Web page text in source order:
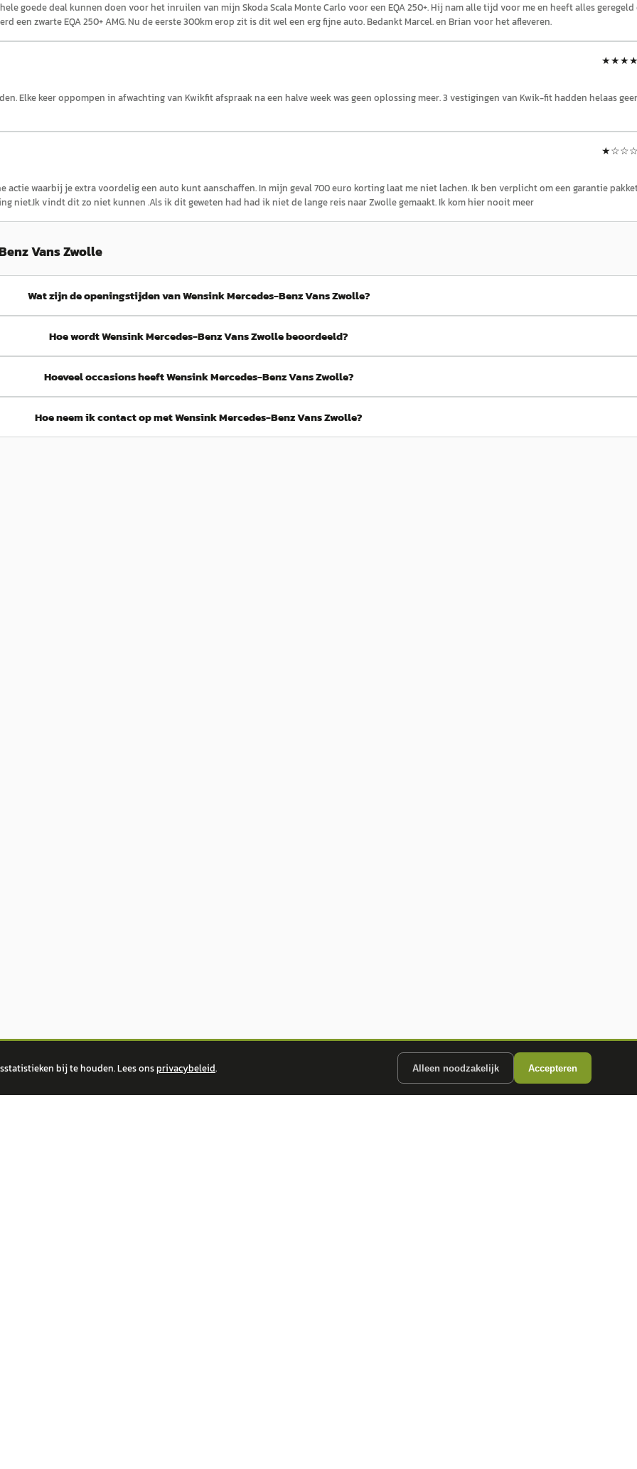
goede deal kunnen doen voor het inruilen van mijn Skoda Scala Monte Carlo voor een EQA 250+. Hij nam alle tijd voor me en heeft alles geregeld
zwarte EQA 250+ AMG. Nu de eerste 300km erop zit is dit wel een erg fijne auto. Bedankt Marcel. en Brian voor het afleveren.
Elke keer oppompen in afwachting van Kwikfit afspraak na een halve week was geen oplossing meer. 3 vestigingen van Kwik-fit hadden helaas
★
actie waarbij je extra voordelig een auto kunt aanschaffen. In mijn geval 700 euro korting laat me niet lachen. Ik ben verplicht om een garantie
niet.Ik vindt dit zo niet kunnen .Als ik dit geweten had had ik niet de lange reis naar Zwolle gemaakt. Ik kom hier nooit meer
Vans Zwolle
Wat zijn de openingstijden van Wensink Mercedes-Benz Vans Zwolle?
Hoe wordt Wensink Mercedes-Benz Vans Zwolle beoordeeld?
Hoeveel occasions heeft Wensink Mercedes-Benz Vans Zwolle?
Hoe neem ik contact op met Wensink Mercedes-Benz Vans Zwolle?
bij te houden. Lees onsprivacybeleid. Alleen noodzakelijk Accepteren